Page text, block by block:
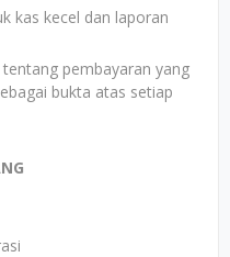
kas kecel dan laporan
pembayaran yang
bukta atas setiap